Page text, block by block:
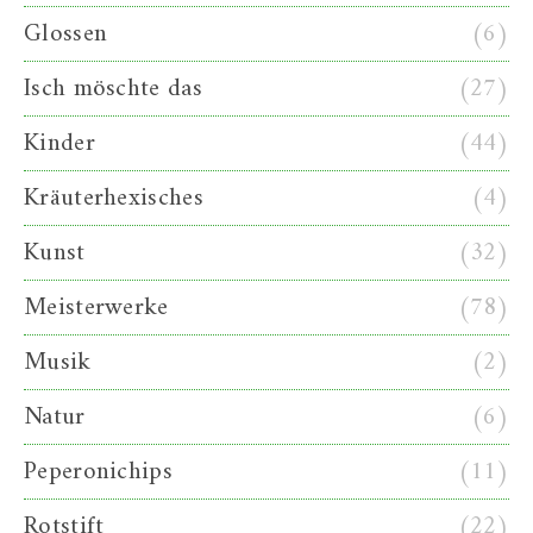
Glossen
(6)
Isch möschte das
(27)
Kinder
(44)
Kräuterhexisches
(4)
Kunst
(32)
Meisterwerke
(78)
Musik
(2)
Natur
(6)
Peperonichips
(11)